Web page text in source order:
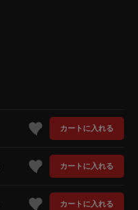
カートに入れる
カートに入れる
カートに入れる